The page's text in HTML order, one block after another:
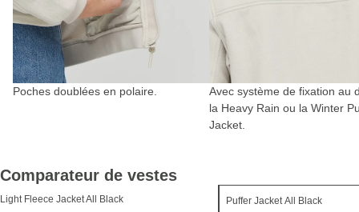
Poches doublées en polaire.
Avec système de fixation au
la Heavy Rain ou la Winter
Jacket.
Comparateur de vestes
Light Fleece Jacket All Black